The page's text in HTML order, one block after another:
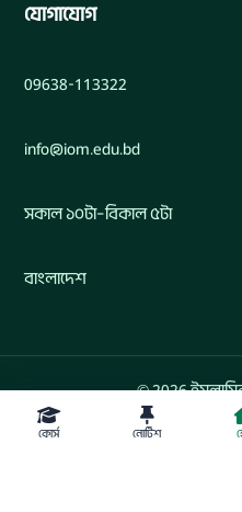
যোগাযোগ
09638-113322
info@iom.edu.bd
সকাল ১০টা–বিকাল ৫টা
বাংলাদেশ
© 2026
Developed by Engr.
কোর্স নোটিশ